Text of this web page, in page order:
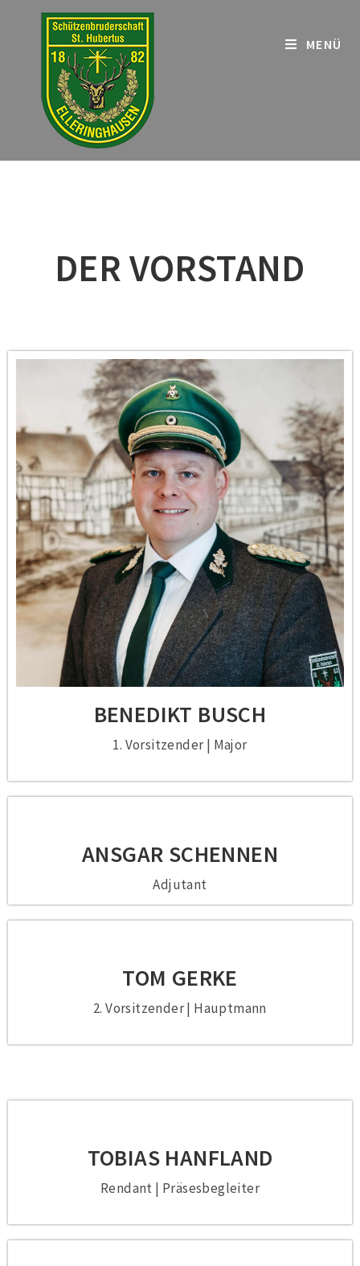
MENÜ
DER VORSTAND
BENEDIKT BUSCH
1. Vorsitzender | Major
ANSGAR SCHENNEN
Adjutant
TOM GERKE
2. Vorsitzender | Hauptmann
TOBIAS HANFLAND
Rendant | Präsesbegleiter